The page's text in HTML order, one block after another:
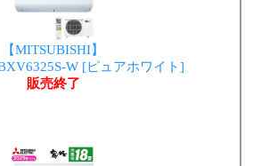
【MITSUBISHI】
W [ピュアホワイト]
販売終了